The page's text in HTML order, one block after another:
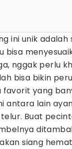
ini unik
bisa
nggak perlu
bisa bikin
favorit yang
antara lain
Buat
siang